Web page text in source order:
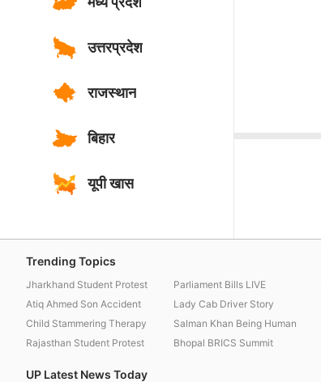
उत्तरप्रदेश
राजस्थान
बिहार
यूपी खास
Trending Topics
Jharkhand Student Protest Parliament Bills LIVE
Atiq Ahmed Son Accident
Lady Cab Driver Story
Child Stammering Therapy
Salman Khan Being Human
Rajasthan Student Protest
Bhopal BRICS Summit
UP Latest News Today